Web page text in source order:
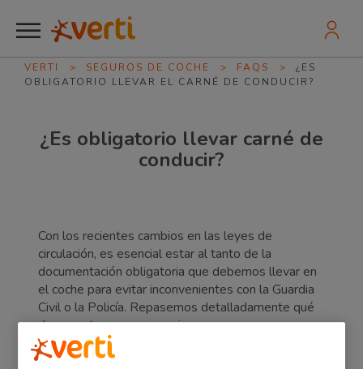
VERTI > SEGUROS DE COCHE > FAQS >
¿ES
OBLIGATORIO LLEVAR EL CARNÉ DE CONDUCIR?
¿Es obligatorio llevar carné de
conducir?
Con los recientes cambios en las leyes de
circulación, es esencial estar al tanto de la
documentación obligatoria que debemos llevar en
el coche para evitar inconvenientes con la Guardia
Civil o la Policía. Repasemos detalladamente qué
documentos son necesarios: